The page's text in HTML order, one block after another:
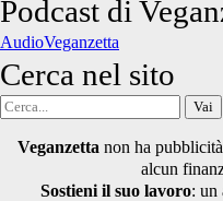
articoli
Podcast di
AudioVeganzetta
Cerca nel sito
Cerca
Veganzetta non ha
alcun
Sostieni il suo lavoro: un